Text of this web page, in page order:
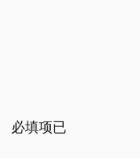
必填项已